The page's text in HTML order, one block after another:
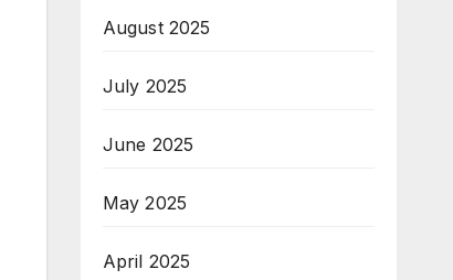
August 2025
July 2025
June 2025
May 2025
April 2025